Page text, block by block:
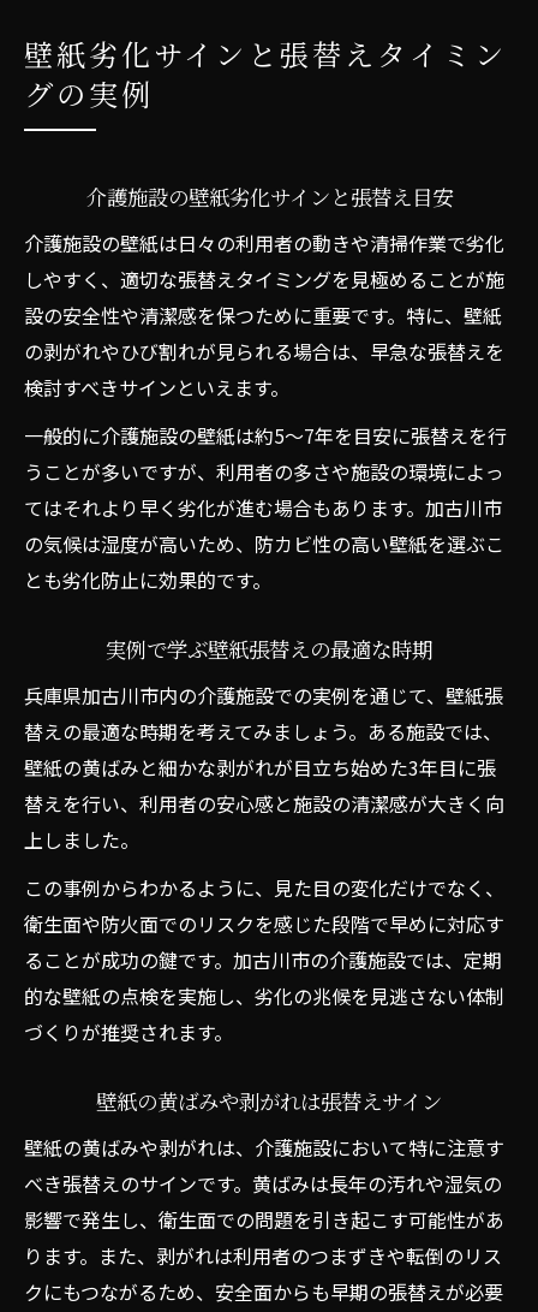
壁紙劣化サインと張替えタイミン
グの実例
介護施設の壁紙劣化サインと張替え目安
介護施設の壁紙は日々の利用者の動きや清掃作業で劣化
しやすく、適切な張替えタイミングを見極めることが施
設の安全性や清潔感を保つために重要です。特に、壁紙
の剥がれやひび割れが見られる場合は、早急な張替えを
検討すべきサインといえます。
一般的に介護施設の壁紙は約5～7年を目安に張替えを行
うことが多いですが、利用者の多さや施設の環境によっ
てはそれより早く劣化が進む場合もあります。加古川市
の気候は湿度が高いため、防カビ性の高い壁紙を選ぶこ
とも劣化防止に効果的です。
実例で学ぶ壁紙張替えの最適な時期
兵庫県加古川市内の介護施設での実例を通じて、壁紙張
替えの最適な時期を考えてみましょう。ある施設では、
壁紙の黄ばみと細かな剥がれが目立ち始めた3年目に張
替えを行い、利用者の安心感と施設の清潔感が大きく向
上しました。
この事例からわかるように、見た目の変化だけでなく、
衛生面や防火面でのリスクを感じた段階で早めに対応す
ることが成功の鍵です。加古川市の介護施設では、定期
的な壁紙の点検を実施し、劣化の兆候を見逃さない体制
づくりが推奨されます。
壁紙の黄ばみや剥がれは張替えサイン
壁紙の黄ばみや剥がれは、介護施設において特に注意す
べき張替えのサインです。黄ばみは長年の汚れや湿気の
影響で発生し、衛生面での問題を引き起こす可能性があ
ります。また、剥がれは利用者のつまずきや転倒のリス
クにもつながるため、安全面からも早期の張替えが必要